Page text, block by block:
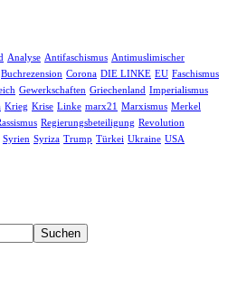
Analyse Antifaschismus Antimuslimischer
Buchrezension Corona DIE LINKE EU Faschismus
Gewerkschaften Griechenland Imperialismus
Krieg Krise Linke marx21 Marxismus Merkel
Regierungsbeteiligung Revolution
Syrien Syriza Trump Türkei Ukraine USA
Suchen